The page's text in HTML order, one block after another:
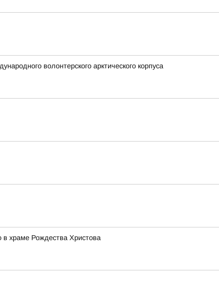
волонтерского арктического корпуса
в храме Рождества Христова